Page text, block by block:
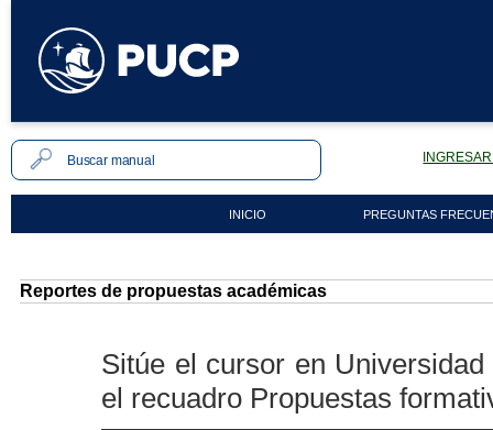
INICIO PREGUNTAS
Reportes de propuestas académicas
Sitúe el cursor en
el recuadro Propuestas